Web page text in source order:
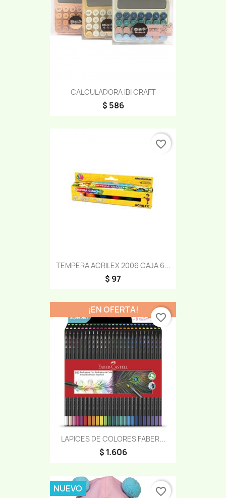
CALCULADORA IBI CRAFT
$ 586
TEMPERA ACRILEX 2006 CAJA 6...
$ 97
favorite_border
LAPICES DE COLORES FABER...
$ 1.606
¡EN OFERTA!
favorite_border
NUEVO favorite_border